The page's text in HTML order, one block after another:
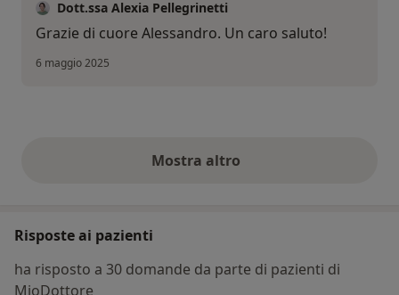
Dott.ssa Alexia Pellegrinetti
Grazie di cuore Alessandro. Un caro saluto!
6 maggio 2025
Mostra altroopinioni di cui sopra
Risposte ai pazienti
ha risposto a 30 domande da parte di pazienti di
MioDottore